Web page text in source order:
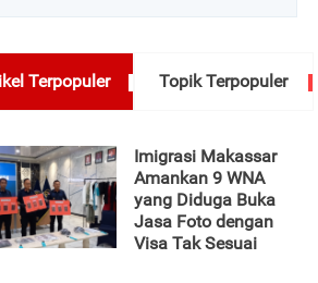
Terpopuler Topik Terpopuler
Imigrasi Makassar
Amankan 9 WNA
yang Diduga Buka
Jasa Foto dengan
Visa Tak Sesuai